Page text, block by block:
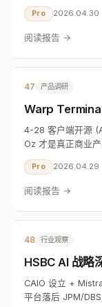
Pro 2026.04.30
阅读报告 →
47 产品调研
Warp
4-28 客户端开源
Oz 才是真正商业
Pro 2026.04.29
阅读报告 →
48 行业观察
HSBC AI 战略
CAIO 设立 +
平台落后 JPM/